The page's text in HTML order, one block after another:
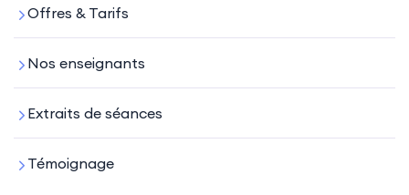
Offres & Tarifs
Nos enseignants
Extraits de séances
Témoignage